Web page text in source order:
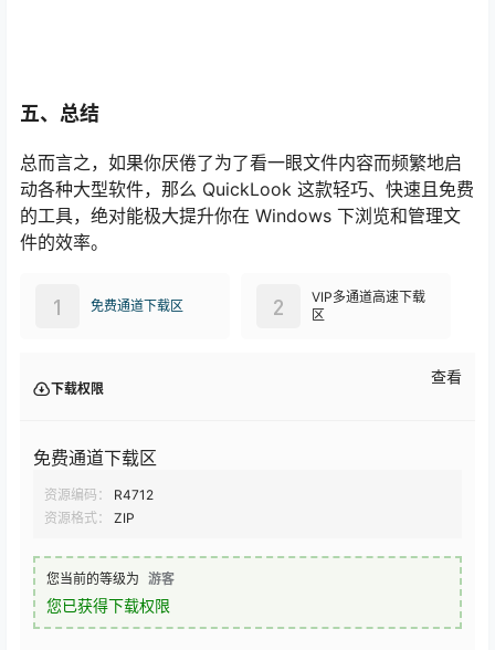
五、总结
总而言之，如果你厌倦了为了看一眼文件内容而频繁地启
动各种大型软件，那么 QuickLook 这款轻巧、快速且免费
的工具，绝对能极大提升你在 Windows 下浏览和管理文
件的效率。
免费通道下载区
1
VIP多通道高速下载
区
2
下载权限
查看
免费通道下载区
资源编码：
资源格式：
您当前的等级为 游客
您已获得下载权限